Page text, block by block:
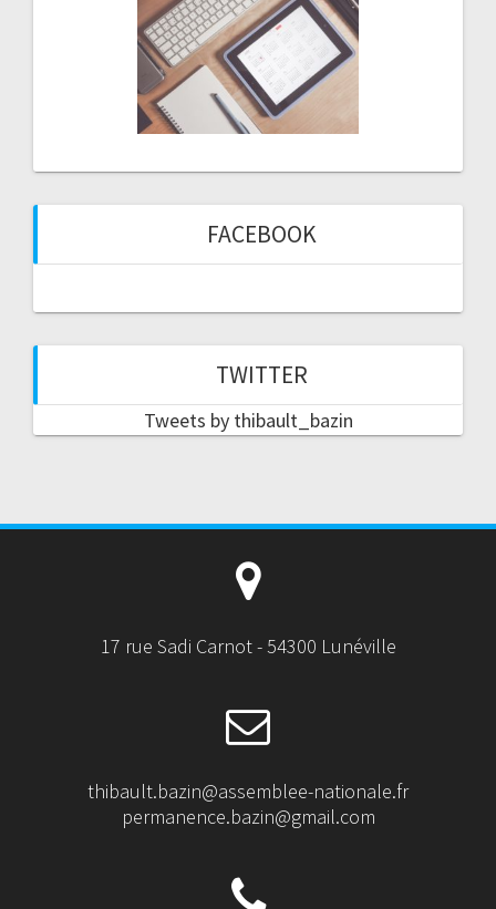
FACEBOOK
TWITTER
Tweets by thibault_bazin
17 rue Sadi Carnot - 54300 Lunéville
thibault.bazin@assemblee-nationale.fr
permanence.bazin@gmail.com